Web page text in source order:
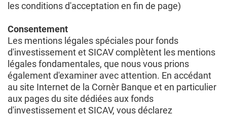
les conditions d'acceptation en fin de page)
Consentement
Les mentions légales spéciales pour fonds
d'investissement et SICAV complètent les mentions
légales fondamentales, que nous vous prions
également d'examiner avec attention. En accédant
au site Internet de la Cornèr Banque et en particulier
aux pages du site dédiées aux fonds
d'investissement et SICAV, vous déclarez